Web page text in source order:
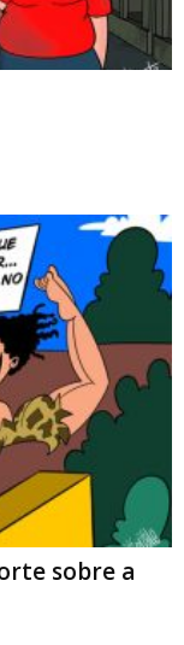
sobre a